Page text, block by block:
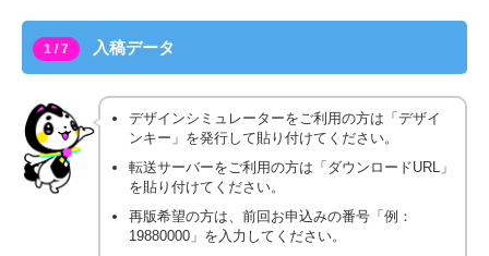
1 / 7 入稿データ
デザインシミュレーターをご利用の方は「デザイ
ンキー」を発行して貼り付けてください。
転送サーバーをご利用の方は「ダウンロードURL」
を貼り付けてください。
再版希望の方は、前回お申込みの番号「例：
19880000」を入力してください。